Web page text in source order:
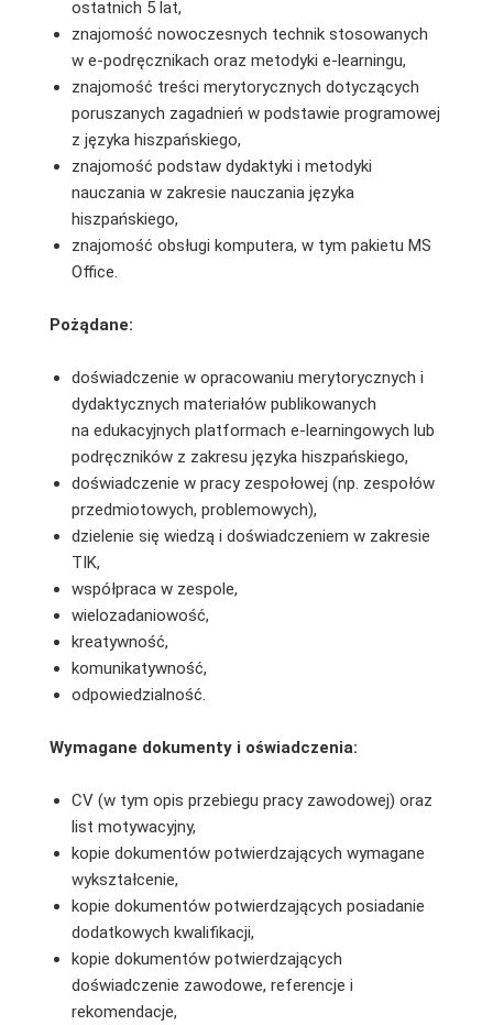
ostatnich 5 lat,
znajomość nowoczesnych technik stosowanych
w e-podręcznikach oraz metodyki e-learningu,
znajomość treści merytorycznych dotyczących
poruszanych zagadnień w podstawie programowej
z języka hiszpańskiego,
znajomość podstaw dydaktyki i metodyki
nauczania w zakresie nauczania języka
hiszpańskiego,
znajomość obsługi komputera, w tym pakietu MS
Office.
Pożądane:
doświadczenie w opracowaniu merytorycznych i
dydaktycznych materiałów publikowanych
na edukacyjnych platformach e-learningowych lub
podręczników z zakresu języka hiszpańskiego,
doświadczenie w pracy zespołowej (np. zespołów
przedmiotowych, problemowych),
dzielenie się wiedzą i doświadczeniem w zakresie
TIK,
współpraca w zespole,
wielozadaniowość,
kreatywność,
komunikatywność,
odpowiedzialność.
Wymagane dokumenty i oświadczenia:
CV (w tym opis przebiegu pracy zawodowej) oraz
list motywacyjny,
kopie dokumentów potwierdzających wymagane
wykształcenie,
kopie dokumentów potwierdzających posiadanie
dodatkowych kwalifikacji,
kopie dokumentów potwierdzających
doświadczenie zawodowe, referencje i
rekomendacje,